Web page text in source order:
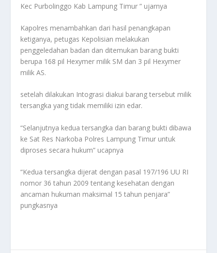
Kec Purbolinggo Kab Lampung Timur ” ujarnya
Kapolres menambahkan dari hasil penangkapan
ketiganya, petugas Kepolisian melakukan
penggeledahan badan dan ditemukan barang bukti
berupa 168 pil Hexymer milik SM dan 3 pil Hexymer
milik AS.
setelah dilakukan Intograsi diakui barang tersebut milik
tersangka yang tidak memiliki izin edar.
“Selanjutnya kedua tersangka dan barang bukti dibawa
ke Sat Res Narkoba Polres Lampung Timur untuk
diproses secara hukum” ucapnya
“Kedua tersangka dijerat dengan pasal 197/196 UU RI
nomor 36 tahun 2009 tentang kesehatan dengan
ancaman hukuman maksimal 15 tahun penjara”
pungkasnya